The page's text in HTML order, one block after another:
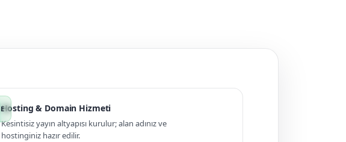
Hosting & Domain Hizmeti
Kesintisiz yayın altyapısı kurulur; alan adınız ve
hostinginiz hazır edilir.